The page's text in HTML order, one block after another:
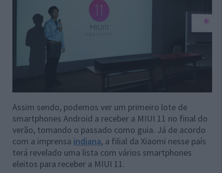
Assim sendo, podemos ver um primeiro lote de
smartphones Android a receber a MIUI 11 no final do
verão, tomando o passado como guia. Já de acordo
com a imprensa indiana, a filial da Xiaomi nesse país
terá revelado uma lista com vários smartphones
eleitos para receber a MIUI 11.